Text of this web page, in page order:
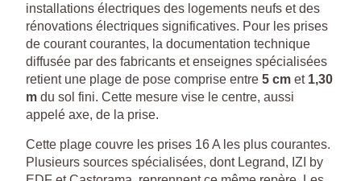
installations électriques des logements neufs et des
rénovations électriques significatives. Pour les prises
de courant courantes, la documentation technique
diffusée par des fabricants et enseignes spécialisées
retient une plage de pose comprise entre 5 cm et 1,30
m du sol fini. Cette mesure vise le centre, aussi
appelé axe, de la prise.
Cette plage couvre les prises 16 A les plus courantes.
Plusieurs sources spécialisées, dont Legrand, IZI by